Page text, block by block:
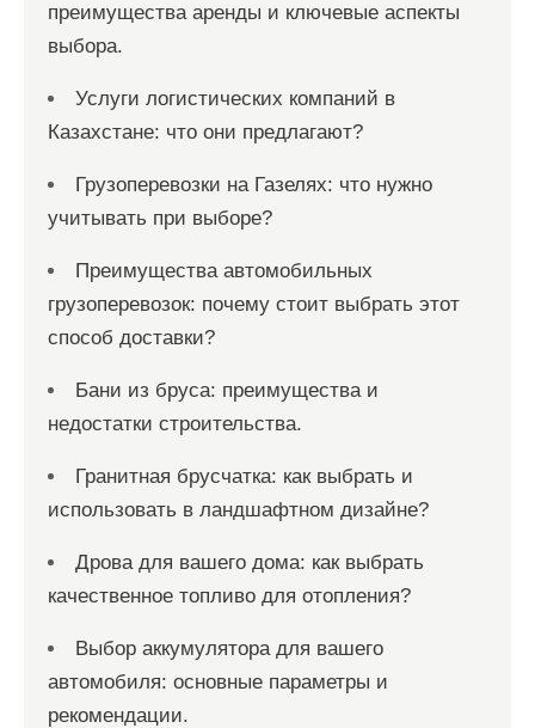
преимущества аренды и ключевые аспекты
выбора.
Услуги логистических компаний в
Казахстане: что они предлагают?
Грузоперевозки на Газелях: что нужно
учитывать при выборе?
Преимущества автомобильных
грузоперевозок: почему стоит выбрать этот
способ доставки?
Бани из бруса: преимущества и
недостатки строительства.
Гранитная брусчатка: как выбрать и
использовать в ландшафтном дизайне?
Дрова для вашего дома: как выбрать
качественное топливо для отопления?
Выбор аккумулятора для вашего
автомобиля: основные параметры и
рекомендации.